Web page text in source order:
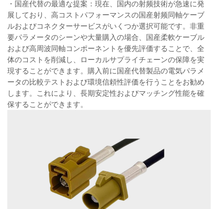
・国産代替の最適な提案：現在、国内の射频技術が急速に発
展しており、高コストパフォーマンスの国産射频同軸ケーブ
ルおよびコネクターサービスがいくつか選択可能です。非重
要パラメータのシーンや大量購入の場合、国産柔軟ケーブル
および高周波同軸コンポーネントを優先評価することで、全
体のコストを削減し、ローカルサプライチェーンの保障を実
現することができます。購入前に国産代替製品の電気パラメ
ータの比較テストおよび環境信頼性評価を行うことをお勧め
します。これにより、長期安定性およびマッチング性能を確
保することができます。